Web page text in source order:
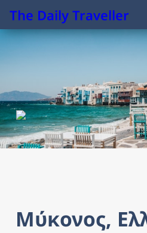
The Daily Traveller
Μύκονος,